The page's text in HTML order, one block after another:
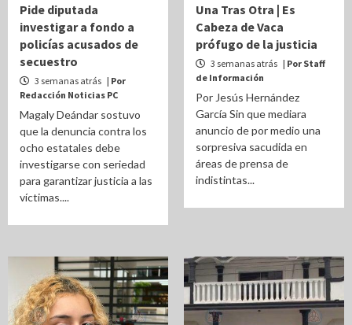
Pide diputada
investigar a fondo a
policías acusados de
secuestro
3 semanas atrás | Por
Redacción Noticias PC
Magaly Deándar sostuvo
que la denuncia contra los
ocho estatales debe
investigarse con seriedad
para garantizar justicia a las
víctimas....
Una Tras Otra | Es
Cabeza de Vaca
prófugo de la justicia
3 semanas atrás | Por Staff
de Información
Por Jesús Hernández
García Sin que mediara
anuncio de por medio una
sorpresiva sacudida en
áreas de prensa de
indistintas...